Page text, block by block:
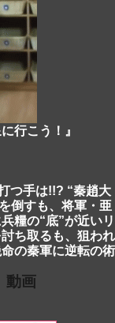
行こう！』
つ手は!!? “秦趙大
倒すも、将軍・亜
糧の“底”が近いリ
ち取るも、狙われ
の秦軍に逆転の術
動画